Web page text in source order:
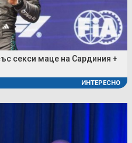
секси маце на Сардиния +
ИНТЕРЕСНО